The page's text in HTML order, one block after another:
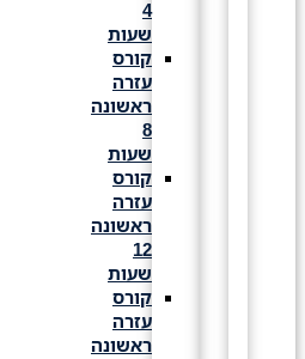
שעות
קורס
עזרה
ראשונה
שעות
קורס
עזרה
ראשונה
שעות
קורס
עזרה
ראשונה